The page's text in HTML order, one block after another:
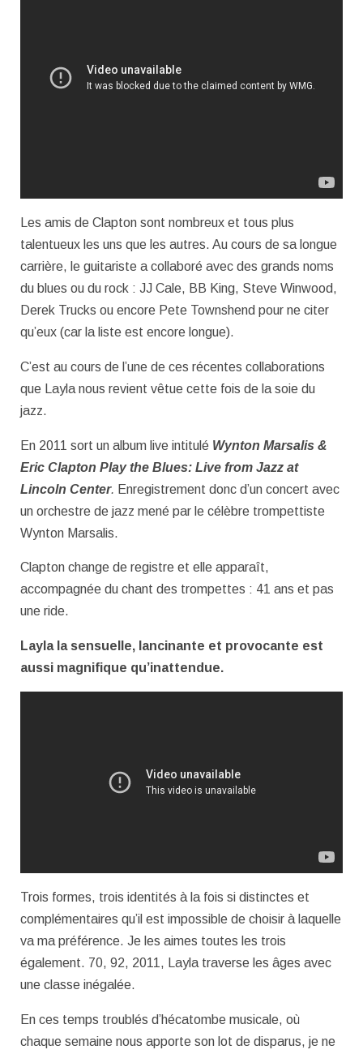
Les amis de Clapton sont nombreux et tous plus
talentueux les uns que les autres. Au cours de sa longue
carrière, le guitariste a collaboré avec des grands noms
du blues ou du rock : JJ Cale, BB King, Steve Winwood,
Derek Trucks ou encore Pete Townshend pour ne citer
qu’eux (car la liste est encore longue).
C’est au cours de l’une de ces récentes collaborations
que Layla nous revient vêtue cette fois de la soie du
jazz.
En 2011 sort un album live intitulé Wynton Marsalis &
Eric Clapton Play the Blues: Live from Jazz at
Lincoln Center. Enregistrement donc d’un concert avec
un orchestre de jazz mené par le célèbre trompettiste
Wynton Marsalis.
Clapton change de registre et elle apparaît,
accompagnée du chant des trompettes : 41 ans et pas
une ride.
Layla la sensuelle, lancinante et provocante est
aussi magnifique qu’inattendue.
Trois formes, trois identités à la fois si distinctes et
complémentaires qu’il est impossible de choisir à laquelle
va ma préférence. Je les aimes toutes les trois
également. 70, 92, 2011, Layla traverse les âges avec
une classe inégalée.
En ces temps troublés d’hécatombe musicale, où
chaque semaine nous apporte son lot de disparus, je ne